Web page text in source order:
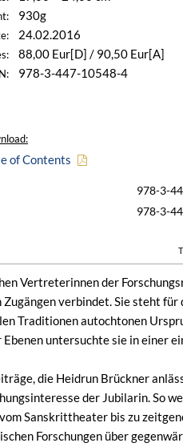
930g
24.02.2016
88,00 Eur[D] / 90,50 Eur[A]
978-3-447-10548-4
of Contents
978-3-
978-3-
Vertreterinnen der
verbindet. Sie steht für
Traditionen autochtonen
untersuchte sie in einer
die Heidrun Brückner
der Jubilarin. So
Sanskrittheater bis zu
Forschungen über